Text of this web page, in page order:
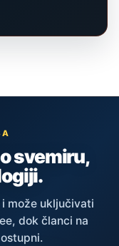
svemiru,
može uključivati
dok članci na